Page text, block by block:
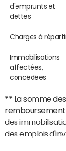
d'emprunts et
dettes
Charges à
Immobilisations
affectées,
concédées
** La somme
des
des emplois